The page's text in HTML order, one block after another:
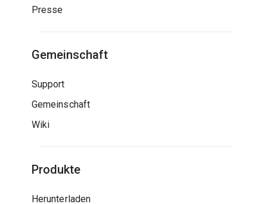
Presse
Gemeinschaft
Support
Gemeinschaft
Wiki
Produkte
Herunterladen